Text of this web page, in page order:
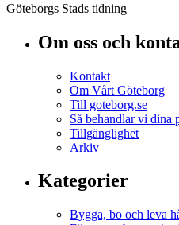
Göteborgs Stads tidning
Om oss och
Kontakt
Om Vårt Göteborg
Till goteborg.se
Så behandlar vi dina
Tillgänglighet
Arkiv
Kategorier
Bygga, bo och leva